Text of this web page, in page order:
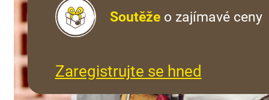
Soutěže o zajímavé ceny
Zaregistrujte se hned